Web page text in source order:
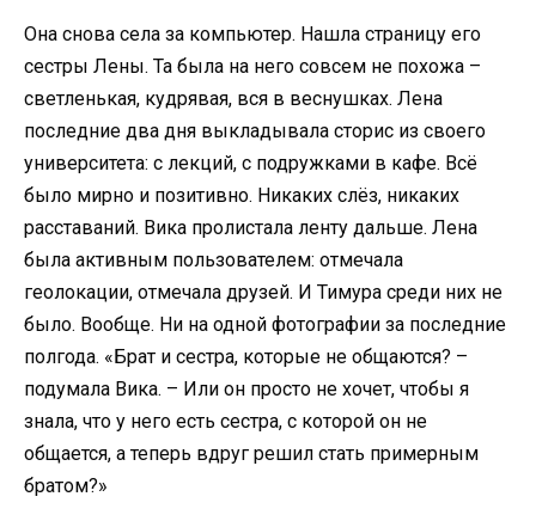
Она снова села за компьютер. Нашла страницу его
сестры Лены. Та была на него совсем не похожа –
светленькая, кудрявая, вся в веснушках. Лена
последние два дня выкладывала сторис из своего
университета: с лекций, с подружками в кафе. Всё
было мирно и позитивно. Никаких слёз, никаких
расставаний. Вика пролистала ленту дальше. Лена
была активным пользователем: отмечала
геолокации, отмечала друзей. И Тимура среди них не
было. Вообще. Ни на одной фотографии за последние
полгода. «Брат и сестра, которые не общаются? –
подумала Вика. – Или он просто не хочет, чтобы я
знала, что у него есть сестра, с которой он не
общается, а теперь вдруг решил стать примерным
братом?»